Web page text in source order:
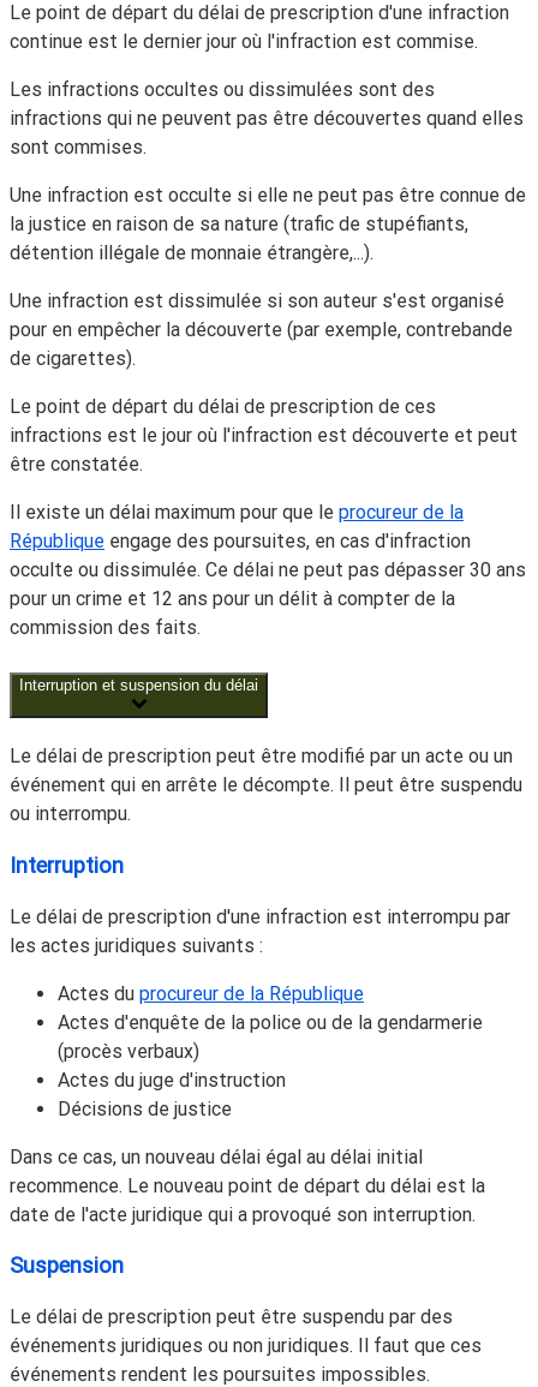
Le point de départ du délai de prescription d'une infraction
continue est le dernier jour où l'infraction est commise.
Les infractions occultes ou dissimulées sont des
infractions qui ne peuvent pas être découvertes quand elles
sont commises.
Une infraction est occulte si elle ne peut pas être connue de
la justice en raison de sa nature (trafic de stupéfiants,
détention illégale de monnaie étrangère,...).
Une infraction est dissimulée si son auteur s'est organisé
pour en empêcher la découverte (par exemple, contrebande
de cigarettes).
Le point de départ du délai de prescription de ces
infractions est le jour où l'infraction est découverte et peut
être constatée.
Il existe un délai maximum pour que le procureur de la
République engage des poursuites, en cas d'infraction
occulte ou dissimulée. Ce délai ne peut pas dépasser 30 ans
pour un crime et 12 ans pour un délit à compter de la
commission des faits.
Interruption et suspension du délai
Le délai de prescription peut être modifié par un acte ou un
événement qui en arrête le décompte. Il peut être suspendu
ou interrompu.
Interruption
Le délai de prescription d'une infraction est interrompu par
les actes juridiques suivants :
Actes du procureur de la République
Actes d'enquête de la police ou de la gendarmerie
(procès verbaux)
Actes du juge d'instruction
Décisions de justice
Dans ce cas, un nouveau délai égal au délai initial
recommence. Le nouveau point de départ du délai est la
date de l'acte juridique qui a provoqué son interruption.
Suspension
Le délai de prescription peut être suspendu par des
événements juridiques ou non juridiques. Il faut que ces
événements rendent les poursuites impossibles.